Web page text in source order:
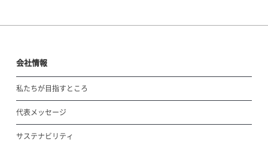
会社情報
私たちが目指すところ
代表メッセージ
サステナビリティ